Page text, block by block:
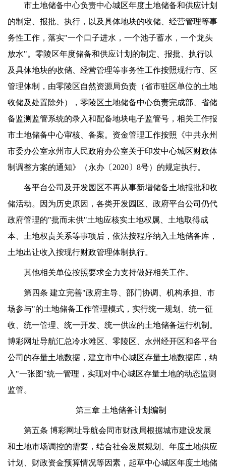
市土地储备中心负责中心城区年度土地储备和供应计划
的制定、报批、执行，以及具体地块的收储、经营管理等事
务性工作，落实"一个口子进水，一个池子蓄水，一个龙头
放水"。零陵区年度储备和供应计划的制定、报批、执行以
及具体地块的收储、经营管理等事务性工作按照现行市、区
管理体制，由零陵区自然资源局负责（省市驻区单位的土地
收储及处置除外），零陵区土地储备中心负责完成部、省储
备监测监管系统的录入和配备地块电子监管号，相关工作报
市土地储备中心审核、备案。资金管理工作按照《中共永州
市委办公室永州市人民政府办公室关于印发中心城区财政体
制调整方案的通知》（永办〔2020〕8号）的规定执行。
各平台公司及开发园区不再从事新增储备土地报批和收
储活动。因为历史原因，各类开发园区、政府平台公司仍代
政府管理的"批而未供"土地应核实土地权属、土地取得成
本、土地权责关系等事项后，依法按程序纳入土地储备库，
土地出让收入按现行财政管理体制执行。
其他相关单位按照要求全力支持做好相关工作。
第四条 建立完善"政府主导、部门协调、机构承担、市
场参与"的土地储备工作管理模式，实行统一规划、统一征
收、统一管理、统一开发、统一供应的土地储备运行机制。
博彩网址导航汇总冷水滩区、零陵区、永州经开区和各平台
公司的存量土地数据，建立市中心城区存量土地数据库，纳
入"一张图"统一管理，实现对中心城区存量土地的动态监测
监管。
第三章 土地储备计划编制
第五条 博彩网址导航会同市财政局根据城市建设发展
和土地市场调控的需要，结合社会发展规划、年度土地供应
计划、财政资金预算情况等因素，起草中心城区年度土地储